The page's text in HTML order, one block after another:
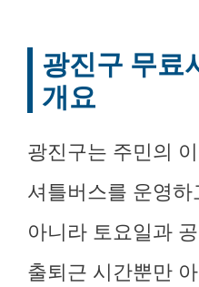
광진구 무료
개요
광진구는 주민의
셔틀버스를 운영
아니라 토요일과
출퇴근 시간뿐만